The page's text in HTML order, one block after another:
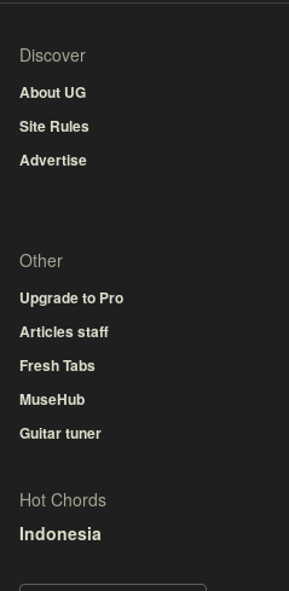
Discover
About UG
Site Rules
Advertise
Other
Upgrade to Pro
Articles staff
Fresh Tabs
MuseHub
Guitar tuner
Hot Chords
Indonesia